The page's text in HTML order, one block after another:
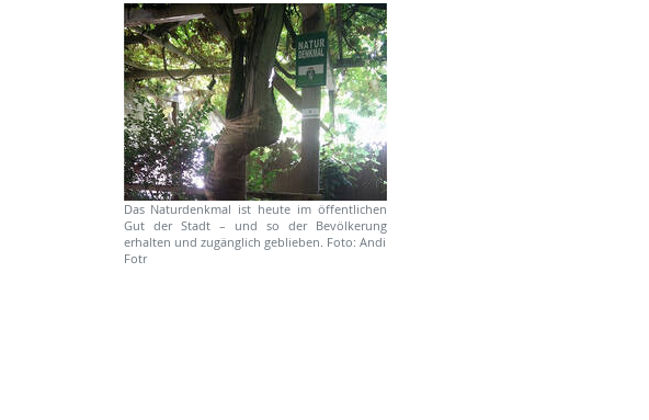
Das Naturdenkmal ist heute im öffentlichen
Gut der Stadt – und so der Bevölkerung
erhalten und zugänglich geblieben. Foto: Andi
Fotr